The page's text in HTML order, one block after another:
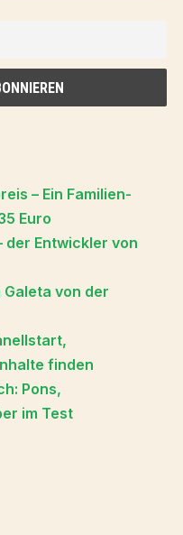
– Ein Familien-
Euro
der Entwickler von
Galeta von der
finden
Pons,
im Test